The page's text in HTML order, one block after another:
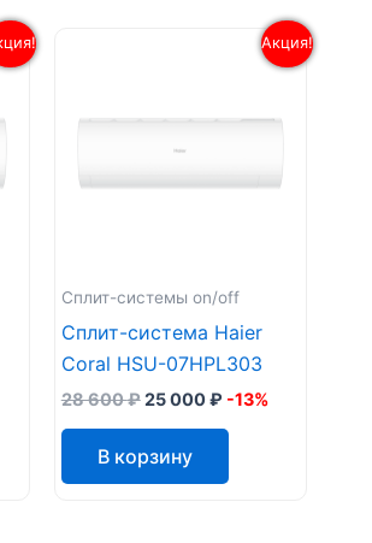
Акция!
Сплит-системы on/off
Сплит-система Haier
Coral HSU-07HPL303
28 600₽25 000₽ -13%
В корзину